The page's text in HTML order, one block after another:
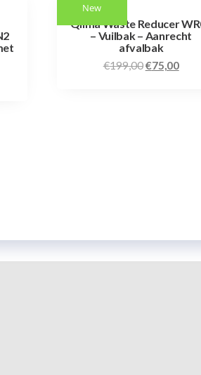
New
Qlima Waste Reducer
– Vuilbak – Aanrecht
afvalbak
€199,00€75,00